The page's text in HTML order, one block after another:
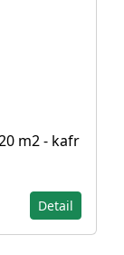
m2 - kafr
Detail